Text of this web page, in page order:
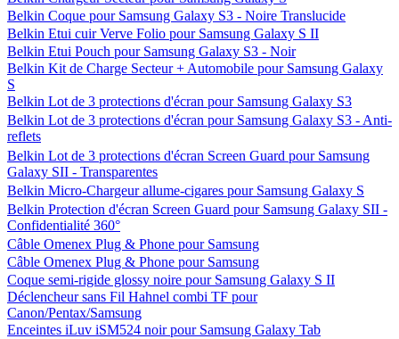
Belkin Coque pour Samsung Galaxy S3 - Noire Translucide
Belkin Etui cuir Verve Folio pour Samsung Galaxy S II
Belkin Etui Pouch pour Samsung Galaxy S3 - Noir
Belkin Kit de Charge Secteur + Automobile pour Samsung Galaxy
S
Belkin Lot de 3 protections d'écran pour Samsung Galaxy S3
Belkin Lot de 3 protections d'écran pour Samsung Galaxy S3 - Anti-
reflets
Belkin Lot de 3 protections d'écran Screen Guard pour Samsung
Galaxy SII - Transparentes
Belkin Micro-Chargeur allume-cigares pour Samsung Galaxy S
Belkin Protection d'écran Screen Guard pour Samsung Galaxy SII -
Confidentialité 360°
Câble Omenex Plug & Phone pour Samsung
Câble Omenex Plug & Phone pour Samsung
Coque semi-rigide glossy noire pour Samsung Galaxy S II
Déclencheur sans Fil Hahnel combi TF pour
Canon/Pentax/Samsung
Enceintes iLuv iSM524 noir pour Samsung Galaxy Tab